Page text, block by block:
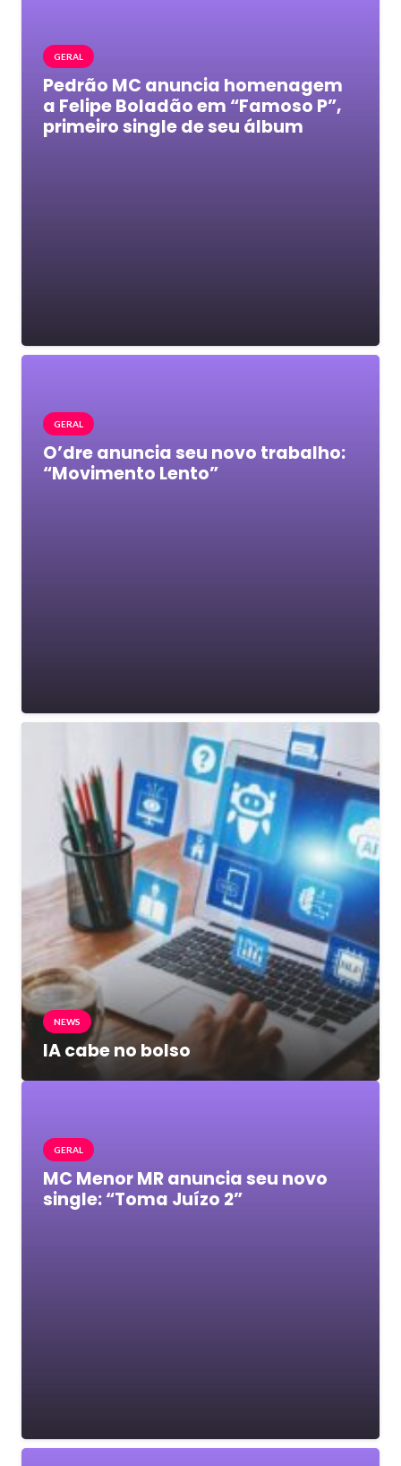
GERAL
Pedrão MC anuncia homenagem
a Felipe Boladão em “Famoso P”,
primeiro single de seu álbum
GERAL
O’dre anuncia seu novo trabalho:
“Movimento Lento”
NEWS
IA cabe no bolso
GERAL
MC Menor MR anuncia seu novo
single: “Toma Juízo 2”